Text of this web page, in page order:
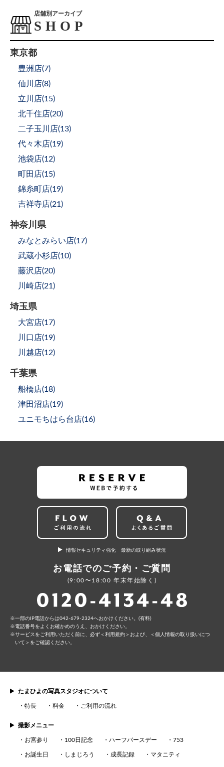
店舗別アーカイブ
東京都
豊洲店(7)
仙川店(8)
立川店(15)
北千住店(20)
二子玉川店(13)
代々木店(19)
池袋店(12)
町田店(15)
錦糸町店(19)
吉祥寺店(21 )
神奈川県
みなとみらい店(17)
武蔵小杉店(10)
藤沢店(20)
川崎店(21 )
埼玉県
大宮店(17)
川口店(19)
川越店(12)
千葉県
船橋店(18)
津田沼店(19)
ユニモちはら台店(16)
情報セキュリティ強化 最新の取り組み状況
お電話でのご予約・ご質問
(9:00〜18:00 年末年始除く)
⼀部のIP電話からは042-679-2324へおかけください。(有料)
電話番号をよくお確かめのうえ、おかけください。
サービスをご利⽤いただく前に、必ず ＜利⽤規約＞ および、
＜個⼈情報の取り扱いにつ
いて＞ をご確認ください。
たまひよの写真スタジオについて
特長 料金 ご利用の流れ
撮影メニュー
お宮参り 100日記念 ハーフバースデー 753
お誕生日 しまじろう 成長記録 マタニティ